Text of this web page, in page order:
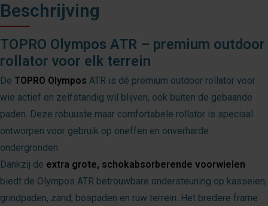
Beschrijving
TOPRO Olympos ATR – premium outdoor
rollator voor elk terrein
De TOPRO Olympos ATR is dé premium outdoor rollator voor
wie actief en zelfstandig wil blijven, ook buiten de gebaande
paden. Deze robuuste maar comfortabele rollator is speciaal
ontworpen voor gebruik op oneffen en onverharde
ondergronden.
Dankzij de extra grote, schokabsorberende voorwielen
biedt de Olympos ATR betrouwbare ondersteuning op kasseien,
grindpaden, zand, bospaden en ruw terrein. Het bredere frame